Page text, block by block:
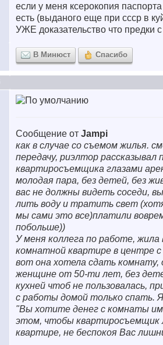
если у меня ксерокопия
есть (выданого еще при ссср в
УЖЕ доказательство что предки
В Минюст Спасибо
Сообщение от Jampi
как в случае со съемом жилья.
передачу, риэлтор рассказывал
квартиросъемщика глазами
молодая пара, без детей, без
вас не должны видеть соседи,
лить воду и тратить свет
мы сами это все)платили
побольше))
У меня коллега по работе, жила
комнатной квартире в центре с
вот она хотела сдать комнату,
женщине от 50-ти лет, без
кухней чтоб не пользовалась,
с работы домой только спать.
"Вы хотите денег с комнаты
этом, чтобы квартиросъемщик
квартире, не беспокоя Вас